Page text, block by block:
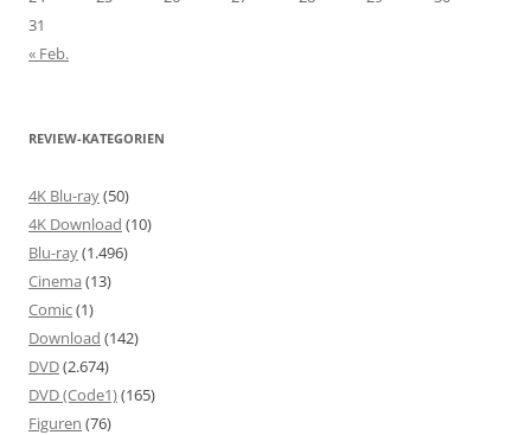
31
« Feb.
REVIEW-KATEGORIEN
4K Blu-ray(50)
4K Download (10)
Blu-ray(1.496)
Cinema (13)
Comic(1)
Download (142)
DVD(2.674)
DVD (Code1)(165)
Figuren (76)